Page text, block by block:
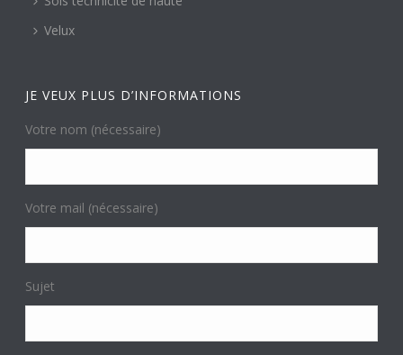
Velux
JE VEUX PLUS D’INFORMATIONS
Votre nom (nécessaire)
Votre mail (nécessaire)
Sujet